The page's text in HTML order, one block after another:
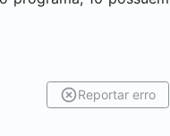
Reportar erro